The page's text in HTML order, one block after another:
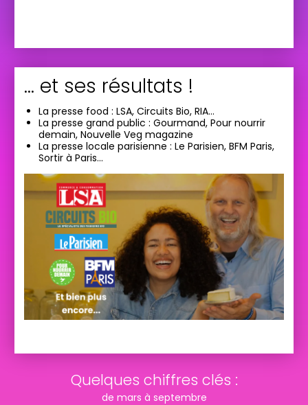
… et ses résultats !
La presse food : LSA, Circuits Bio, RIA…
La presse grand public : Gourmand, Pour nourrir
demain, Nouvelle Veg magazine
La presse locale parisienne : Le Parisien, BFM Paris,
Sortir à Paris…
Quelques chiffres clés :
de mars à septembre